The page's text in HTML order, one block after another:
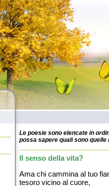
Le poesie sono elencate in
possa sapere quali sono
Il senso della vita?
Ama chi cammina al tuo
tesoro vicino al cuore,